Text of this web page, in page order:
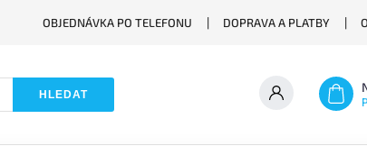
OBJEDNÁVKA PO TELEFONU DOPRAVA A PLATBY
HLEDAT